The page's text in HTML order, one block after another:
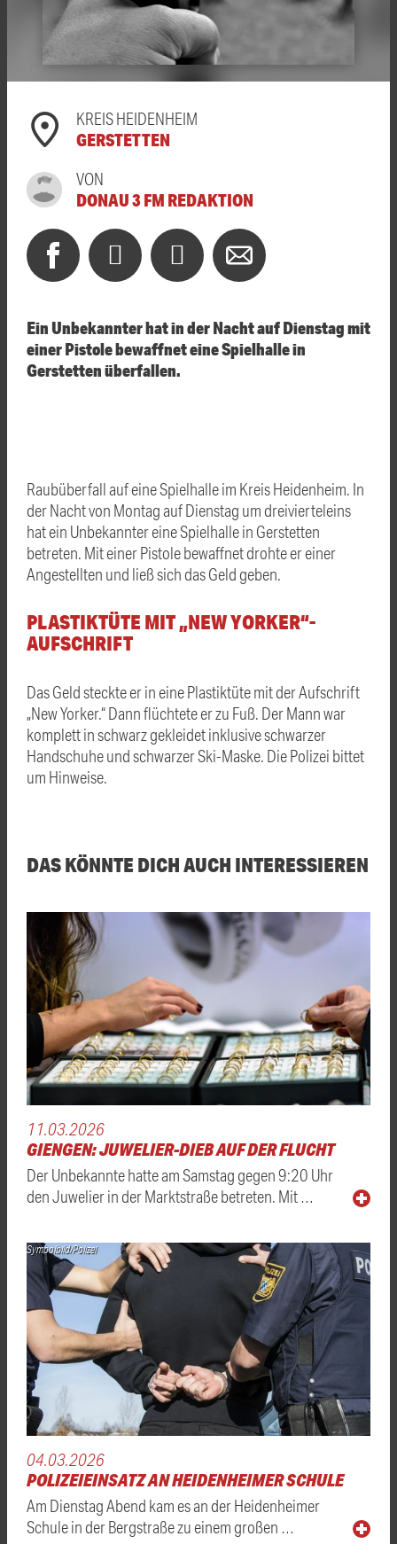
KREIS HEIDENHEIM
GERSTETTEN
VON
DONAU 3 FM REDAKTION
Ein Unbekannter hat in der Nacht auf Dienstag mit
einer Pistole bewaffnet eine Spielhalle in
Gerstetten überfallen.
Raubüberfall auf eine Spielhalle im Kreis Heidenheim. In
der Nacht von Montag auf Dienstag um dreivierteleins
hat ein Unbekannter eine Spielhalle in Gerstetten
betreten. Mit einer Pistole bewaffnet drohte er einer
Angestellten und ließ sich das Geld geben.
PLASTIKTÜTE MIT „NEW YORKER“-
AUFSCHRIFT
Das Geld steckte er in eine Plastiktüte mit der Aufschrift
„New Yorker.“ Dann flüchtete er zu Fuß. Der Mann war
komplett in schwarz gekleidet inklusive schwarzer
Handschuhe und schwarzer Ski-Maske. Die Polizei bittet
um Hinweise.
DAS KÖNNTE DICH AUCH INTERESSIEREN
11.03.2026
GIENGEN: JUWELIER-DIEB AUF DER FLUCHT
Der Unbekannte hatte am Samstag gegen 9:20 Uhr
den Juwelier in der Marktstraße betreten. Mit …
Symbolbild/Polizei
04.03.2026
POLIZEIEINSATZ AN HEIDENHEIMER SCHULE
Am Dienstag Abend kam es an der Heidenheimer
Schule in der Bergstraße zu einem großen …